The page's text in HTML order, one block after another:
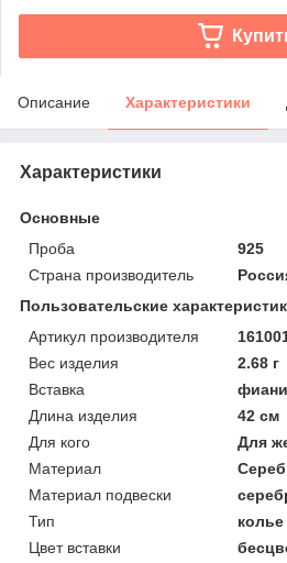
Описание Характеристики
Характеристики
Основные
Проба
925
Страна производитель
Пользовательские
Артикул производителя
Вес изделия
2.68 г
Вставка
Длина изделия
42 см
Для кого
Для
Материал
Материал подвески
Тип
колье
Цвет вставки